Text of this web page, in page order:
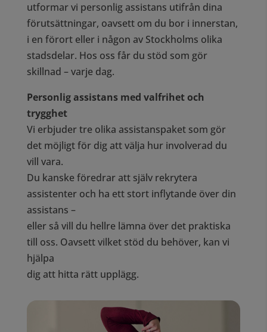
utformar vi personlig assistans utifrån dina
förutsättningar, oavsett om du bor i innerstan,
i en förort eller i någon av Stockholms olika
stadsdelar. Hos oss får du stöd som gör
skillnad – varje dag.
Personlig assistans med valfrihet och
trygghet
Vi erbjuder tre olika assistanspaket som gör
det möjligt för dig att välja hur involverad du
vill vara.
Du kanske föredrar att själv rekrytera
assistenter och ha ett stort inflytande över din
assistans –
eller så vill du hellre lämna över det praktiska
till oss. Oavsett vilket stöd du behöver, kan vi
hjälpa
dig att hitta rätt upplägg.